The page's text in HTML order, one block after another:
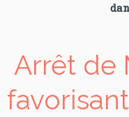
Arrêt de